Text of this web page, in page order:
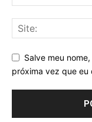
Salve meu
próxima vez que eu